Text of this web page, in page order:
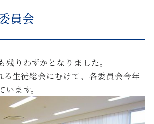
員会
残りわずかとなりました。
生徒総会にむけて、各委員会今年
ます。